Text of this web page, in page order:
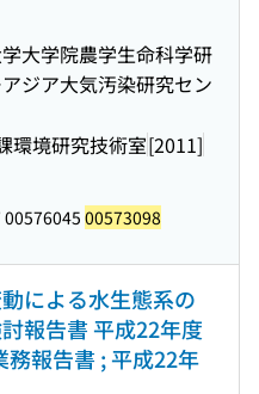
大学院農学生命科学研
ジア大気汚染研究セン
環境研究技術室[2011]
00573098
による水生態系の
報告書 平成22年度
務報告書 ; 平成22年